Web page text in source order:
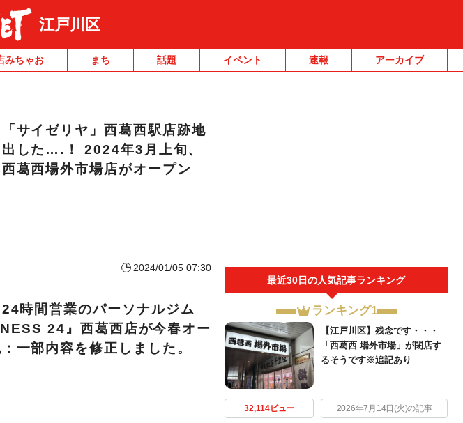
江戸川区
みちゃお まち 話題 イベント 速報 アーカイブ
「サイゼリヤ」西葛西駅店跡地
した….！ 2024年3月上旬、
西葛西場外市場店がオープン
2024/01/05 07:30
24時間営業のパーソナルジム
24』西葛西店が今春オー
一部内容を修正しました。
最近30日の人気記事ランキング
ランキング1
【江戸川区】残念です・・・
「西葛西 場外市場」が閉店す
るそうです※追記あり
32,114ビュー 2026年7月14日(火)の記事